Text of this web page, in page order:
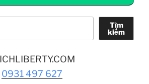
Tìm
kiếm
0931 497 627